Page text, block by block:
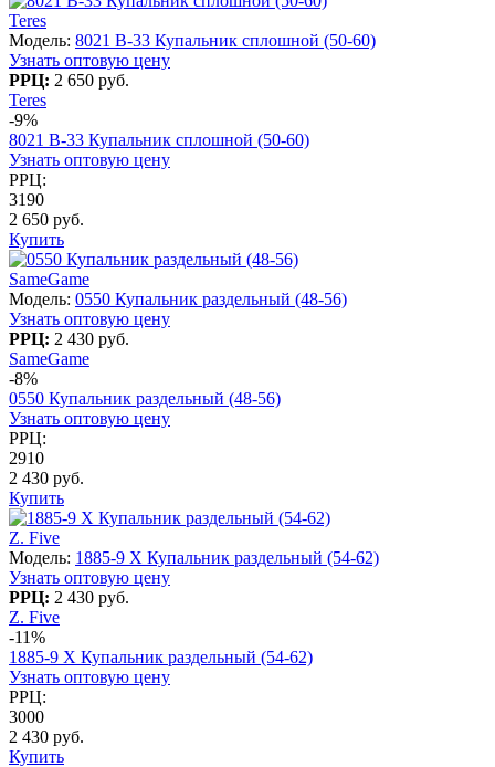
Teres
Модель: 8021 B-33 Купальник сплошной (50-60)
Узнать оптовую цену
РРЦ: 2 650 руб.
Teres
-9%
8021 B-33 Купальник сплошной (50-60)
Узнать оптовую цену
РРЦ:
3190
2 650 руб.
Купить
SameGame
Модель: 0550 Купальник раздельный (48-56)
Узнать оптовую цену
РРЦ: 2 430 руб.
SameGame
-8%
0550 Купальник раздельный (48-56)
Узнать оптовую цену
РРЦ:
2910
2 430 руб.
Купить
Z. Five
Модель: 1885-9 X Купальник раздельный (54-62)
Узнать оптовую цену
РРЦ: 2 430 руб.
Z. Five
-11%
1885-9 X Купальник раздельный (54-62)
Узнать оптовую цену
РРЦ:
3000
2 430 руб.
Купить